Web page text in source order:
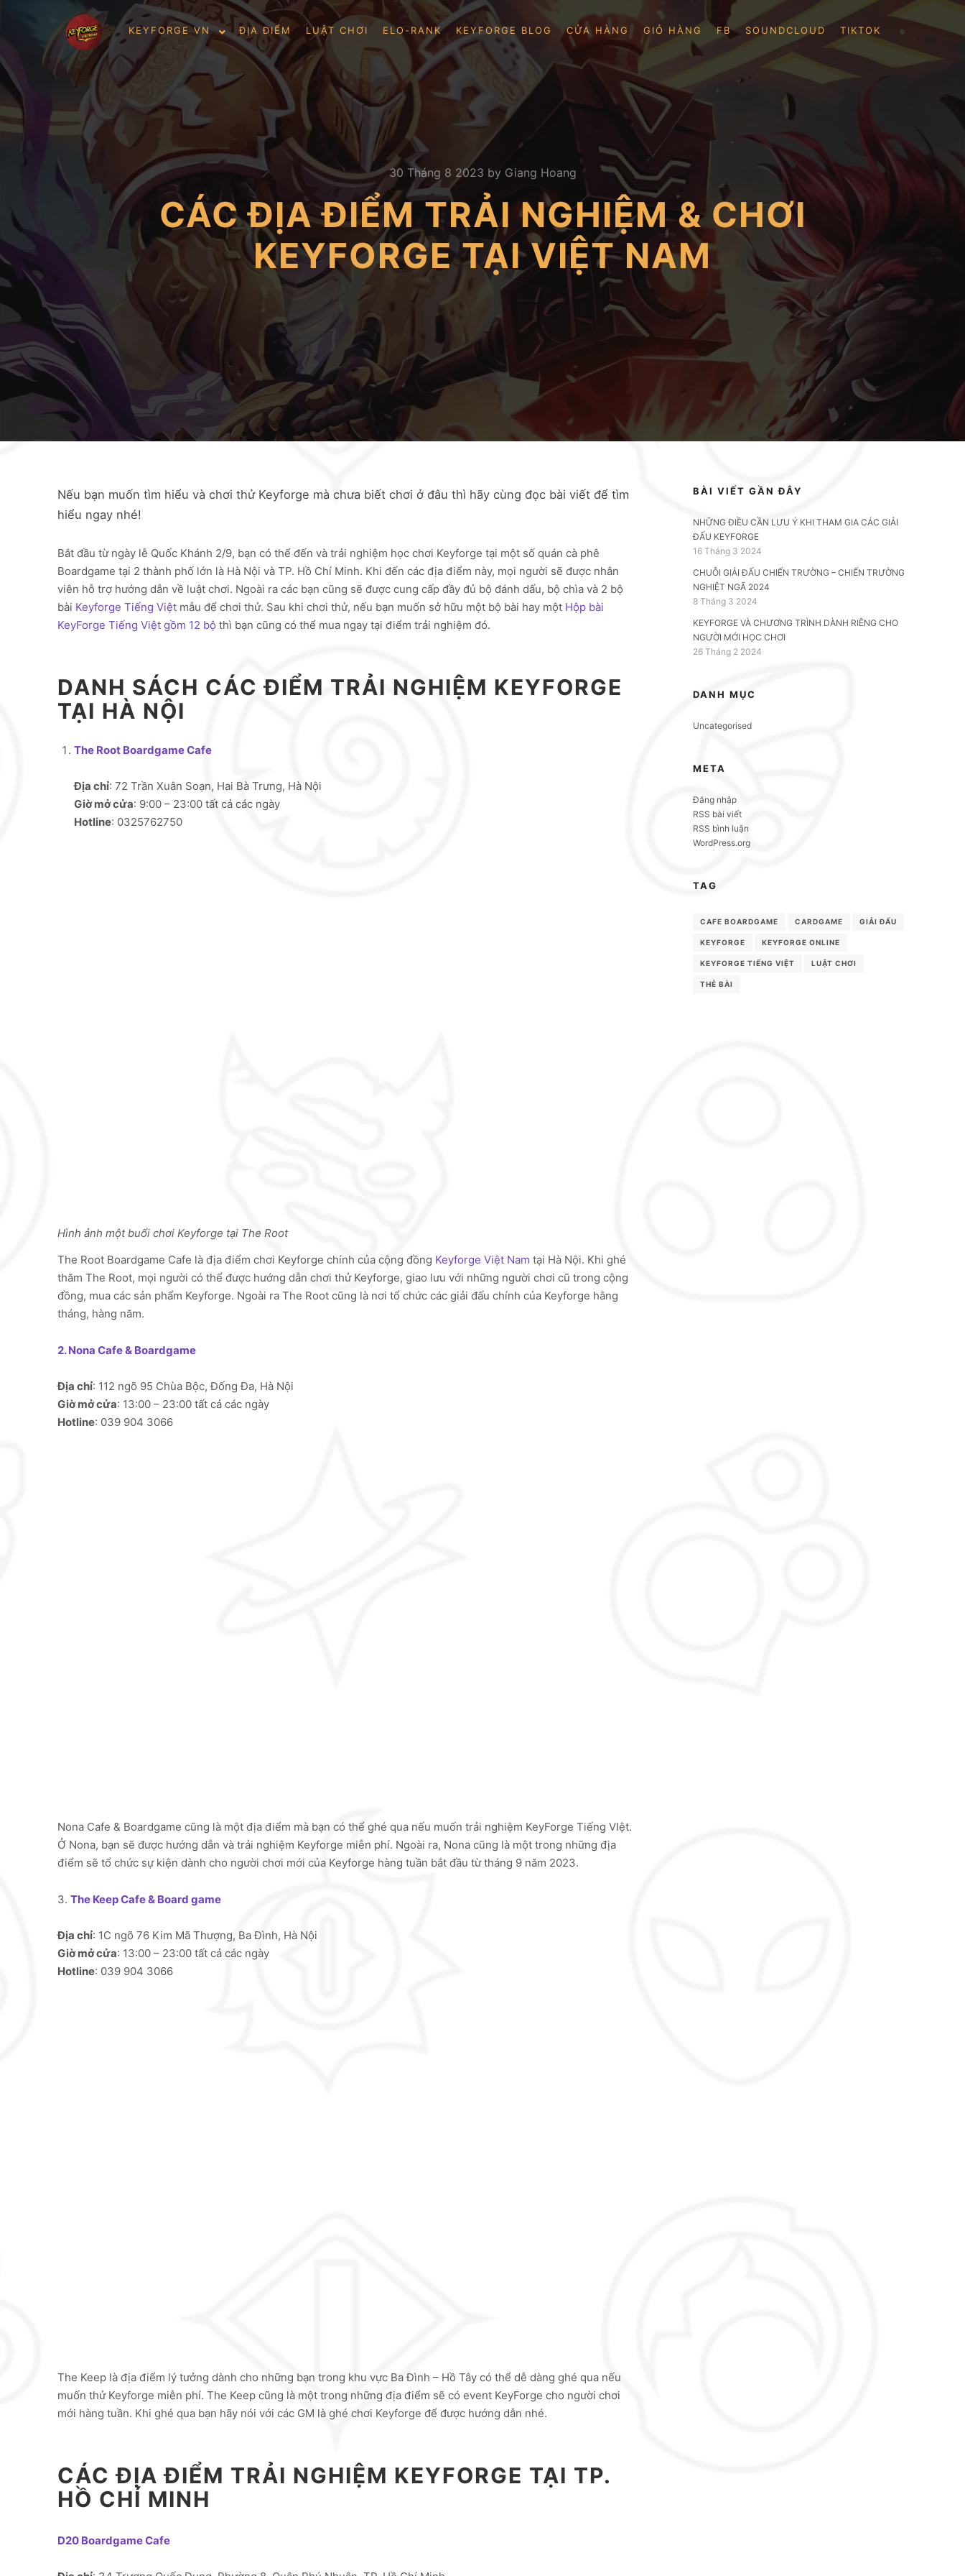
KEYFORGE VN ĐỊA ĐIỂM LUẬT CHƠI ELO-RANK KEYFORGE BLOG CỬA HÀNG GIỎ HÀNG FB SOUNDCLOUD TIKTOK
30 Tháng 8 2023 by Giang Hoang
CÁC ĐỊA ĐIỂM TRẢI NGHIỆM & CHƠI
KEYFORGE TẠI VIỆT NAM
Nếu bạn muốn tìm hiểu và chơi thử Keyforge mà chưa biết chơi ở đâu thì hãy cùng đọc bài viết để tìm
hiểu ngay nhé!
Bắt đầu từ ngày lễ Quốc Khánh 2/9, bạn có thể đến và trải nghiệm học chơi Keyforge tại một số quán cà phê
Boardgame tại 2 thành phố lớn là Hà Nội và TP. Hồ Chí Minh. Khi đến các địa điểm này, mọi người sẽ được nhân
viên hỗ trợ hướng dẫn về luật chơi. Ngoài ra các bạn cũng sẽ được cung cấp đầy đủ bộ đánh dấu, bộ chìa và 2 bộ
bài Keyforge Tiếng Việt mẫu để chơi thử. Sau khi chơi thử, nếu bạn muốn sở hữu một bộ bài hay một Hộp bài
KeyForge Tiếng Việt gồm 12 bộ thì bạn cũng có thể mua ngay tại điểm trải nghiệm đó.
DANH SÁCH CÁC ĐIỂM TRẢI NGHIỆM KEYFORGE
TẠI HÀ NỘI
The Root Boardgame Cafe
Địa chỉ: 72 Trần Xuân Soạn, Hai Bà Trưng, Hà Nội
Giờ mở cửa: 9:00 – 23:00 tất cả các ngày
Hotline: 0325762750
Hình ảnh một buổi chơi Keyforge tại The Root
The Root Boardgame Cafe là địa điểm chơi Keyforge chính của cộng đồng Keyforge Việt Nam tại Hà Nội. Khi ghé
thăm The Root, mọi người có thể được hướng dẫn chơi thử Keyforge, giao lưu với những người chơi cũ trong cộng
đồng, mua các sản phẩm Keyforge. Ngoài ra The Root cũng là nơi tổ chức các giải đấu chính của Keyforge hằng
tháng, hàng năm.
2. Nona Cafe & Boardgame
Địa chỉ: 112 ngõ 95 Chùa Bộc, Đống Đa, Hà Nội
Giờ mở cửa: 13:00 – 23:00 tất cả các ngày
Hotline: 039 904 3066
Nona Cafe & Boardgame cũng là một địa điểm mà bạn có thể ghé qua nếu muốn trải nghiệm KeyForge Tiếng VIệt.
Ở Nona, bạn sẽ được hướng dẫn và trải nghiệm Keyforge miễn phí. Ngoài ra, Nona cũng là một trong những địa
điểm sẽ tổ chức sự kiện dành cho người chơi mới của Keyforge hàng tuần bắt đầu từ tháng 9 năm 2023.
3. The Keep Cafe & Board game
Địa chỉ: 1C ngõ 76 Kim Mã Thượng, Ba Đình, Hà Nội
Giờ mở cửa: 13:00 – 23:00 tất cả các ngày
Hotline: 039 904 3066
The Keep là địa điểm lý tưởng dành cho những bạn trong khu vực Ba Đình – Hồ Tây có thể dễ dàng ghé qua nếu
muốn thử Keyforge miễn phí. The Keep cũng là một trong những địa điểm sẽ có event KeyForge cho người chơi
mới hàng tuần. Khi ghé qua bạn hãy nói với các GM là ghé chơi Keyforge để được hướng dẫn nhé.
CÁC ĐỊA ĐIỂM TRẢI NGHIỆM KEYFORGE TẠI TP.
HỒ CHÍ MINH
D20 Boardgame Cafe
BÀI VIẾT GẦN ĐÂY
NHỮNG ĐIỀU CẦN LƯU Ý KHI THAM GIA CÁC GIẢI
ĐẤU KEYFORGE
16 Tháng 3 2024
CHUỖI GIẢI ĐẤU CHIẾN TRƯỜNG – CHIẾN TRƯỜNG
NGHIỆT NGÃ 2024
8 Tháng 3 2024
KEYFORGE VÀ CHƯƠNG TRÌNH DÀNH RIÊNG CHO
NGƯỜI MỚI HỌC CHƠI
26 Tháng 2 2024
DANH MỤC
Uncategorised
META
Đăng nhập
RSS bài viết
RSS bình luận
WordPress.org
TAG
CAFE BOARDGAME CARDGAME GIẢI ĐẤU
KEYFORGE KEYFORGE ONLINE
KEYFORGE TIẾNG VIỆT LUẬT CHƠI
THẺ BÀI